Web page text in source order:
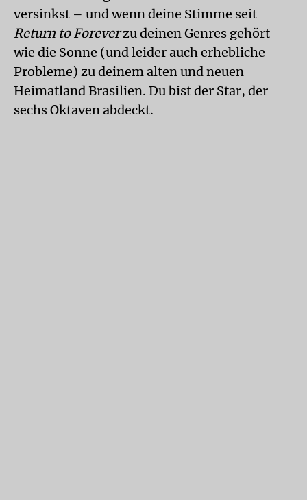
versinkst – und wenn deine Stimme seit
Return to Foreverzu deinen Genres gehört
wie die Sonne (und leider auch erhebliche
Probleme) zu deinem alten und neuen
Heimatland Brasilien. Du bist der Star, der
sechs Oktaven abdeckt.